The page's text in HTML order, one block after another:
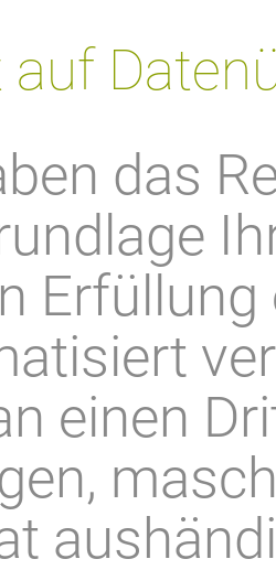
auf
das
einen